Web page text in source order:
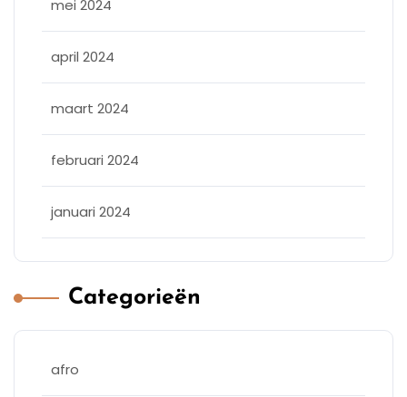
mei 2024
april 2024
maart 2024
februari 2024
januari 2024
Categorieën
afro